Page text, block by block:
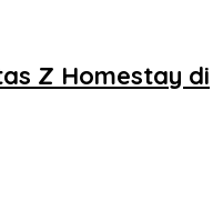
Z Homestay di